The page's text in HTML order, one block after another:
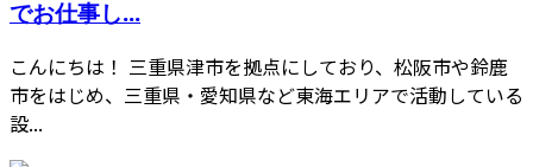
でお仕事し...
こんにちは！ 三重県津市を拠点にしており、松阪市や鈴鹿
市をはじめ、三重県・愛知県など東海エリアで活動している
設...